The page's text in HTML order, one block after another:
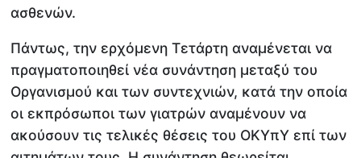
ασθενών.
Πάντως, την ερχόμενη Τετάρτη αναμένεται να
πραγματοποιηθεί νέα συνάντηση μεταξύ του
Οργανισμού και των συντεχνιών, κατά την οποία
οι εκπρόσωποι των γιατρών αναμένουν να
ακούσουν τις τελικές θέσεις του ΟΚΥπΥ επί των